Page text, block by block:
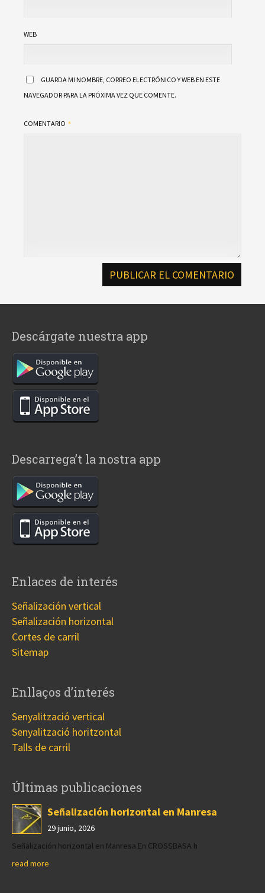
WEB
GUARDA MI NOMBRE, CORREO ELECTRÓNICO Y WEB EN ESTE
NAVEGADOR PARA LA PRÓXIMA VEZ QUE COMENTE.
COMENTARIO
Descárgate nuestra app
Descarrega’t la nostra app
Enlaces de interés
Señalización vertical
Señalización horizontal
Cortes de carril
Sitemap
Enllaços d’interés
Senyalització vertical
Senyalització horitzontal
Talls de carril
Últimas publicaciones
Señalización horizontal en Manresa
29 junio, 2026
Señalización horizontal en Manresa En CROSSBASA h
read more